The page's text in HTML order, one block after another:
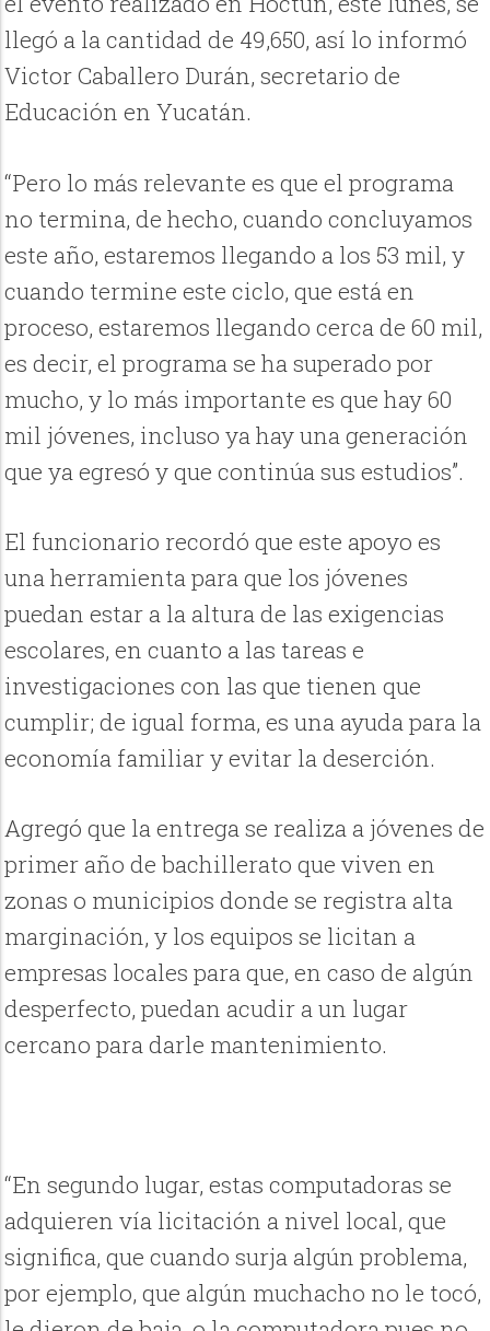
llegó a la cantidad de 49,650, así lo informó
Victor Caballero Durán, secretario de
Educación en Yucatán.
“Pero lo más relevante es que el programa
no termina, de hecho, cuando concluyamos
este año, estaremos llegando a los 53 mil, y
cuando termine este ciclo, que está en
proceso, estaremos llegando cerca de 60 mil,
es decir, el programa se ha superado por
mucho, y lo más importante es que hay 60
mil jóvenes, incluso ya hay una generación
que ya egresó y que continúa sus estudios”.
El funcionario recordó que este apoyo es
una herramienta para que los jóvenes
puedan estar a la altura de las exigencias
escolares, en cuanto a las tareas e
investigaciones con las que tienen que
cumplir; de igual forma, es una ayuda para la
economía familiar y evitar la deserción.
Agregó que la entrega se realiza a jóvenes de
primer año de bachillerato que viven en
zonas o municipios donde se registra alta
marginación, y los equipos se licitan a
empresas locales para que, en caso de algún
desperfecto, puedan acudir a un lugar
cercano para darle mantenimiento.
“En segundo lugar, estas computadoras se
adquieren vía licitación a nivel local, que
significa, que cuando surja algún problema,
por ejemplo, que algún muchacho no le tocó,